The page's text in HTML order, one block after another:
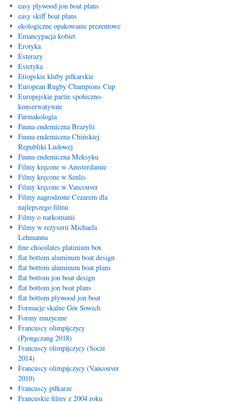
easy plywood jon boat plans
easy skiff boat plans
ekologiczne opakowanie prezentowe
Emancypacja kobiet
Erotyka
Esterazy
Estetyka
Etiopskie kluby piłkarskie
European Rugby Champions Cup
Europejskie partie społeczno-
konserwatywne
Farmakologia
Fauna endemiczna Brazylii
Fauna endemiczna Chińskiej
Republiki Ludowej
Fauna endemiczna Meksyku
Filmy kręcone w Amsterdamie
Filmy kręcone w Senlis
Filmy kręcone w Vancouver
Filmy nagrodzone Cezarem dla
najlepszego filmu
Filmy o narkomanii
Filmy w reżyserii Michaela
Lehmanna
fine chocolates platinium box
flat bottom aluminum boat design
flat bottom aluminum boat plans
flat bottom jon boat design
flat bottom jon boat plans
flat bottom plywood jon boat
Formacje skalne Gór Sowich
Formy muzyczne
Francuscy olimpijczycy
(Pjongczang 2018)
Francuscy olimpijczycy (Soczi
2014)
Francuscy olimpijczycy (Vancouver
2010)
Francuscy piłkarze
Francuskie filmy z 2004 roku